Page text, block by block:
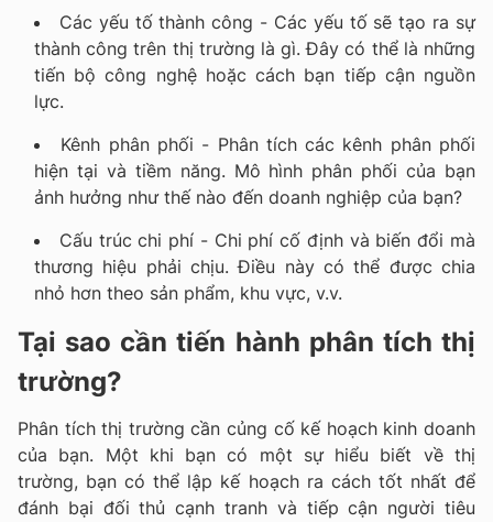
Các yếu tố thành công - Các yếu tố sẽ tạo ra sự
thành công trên thị trường là gì. Đây có thể là những
tiến bộ công nghệ hoặc cách bạn tiếp cận nguồn
lực.
Kênh phân phối - Phân tích các kênh phân phối
hiện tại và tiềm năng. Mô hình phân phối của bạn
ảnh hưởng như thế nào đến doanh nghiệp của bạn?
Cấu trúc chi phí - Chi phí cố định và biến đổi mà
thương hiệu phải chịu. Điều này có thể được chia
nhỏ hơn theo sản phẩm, khu vực, v.v.
Tại sao cần tiến hành phân tích thị
trường?
Phân tích thị trường cần củng cố kế hoạch kinh doanh
của bạn. Một khi bạn có một sự hiểu biết về thị
trường, bạn có thể lập kế hoạch ra cách tốt nhất để
đánh bại đối thủ cạnh tranh và tiếp cận người tiêu